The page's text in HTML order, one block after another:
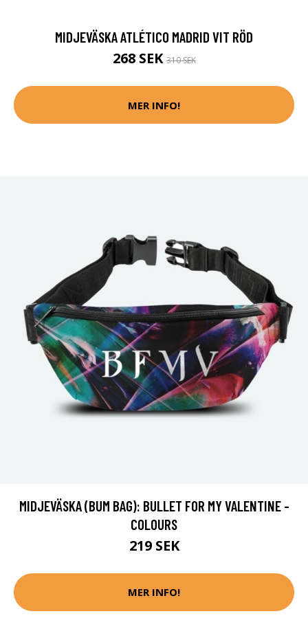
MIDJEVÄSKA ATLÉTICO MADRID VIT RÖD
268 SEK310 SEK
MER INFO!
MIDJEVÄSKA (BUM BAG): BULLET FOR MY VALENTINE -
COLOURS
219 SEK
MER INFO!